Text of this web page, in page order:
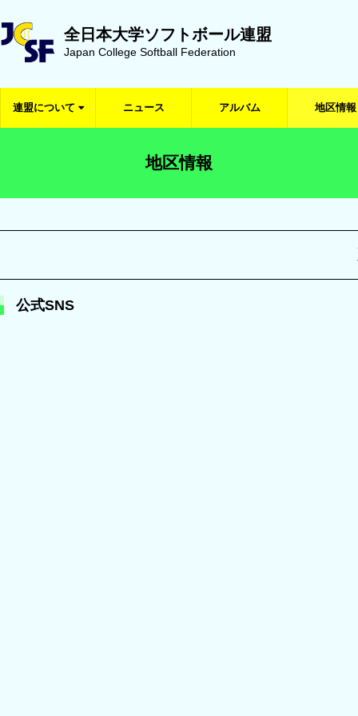
全日本大学ソフトボール連盟
Japan College Softball Federation
連盟について ニュース アルバム 地区情報
地区情報
公式SNS